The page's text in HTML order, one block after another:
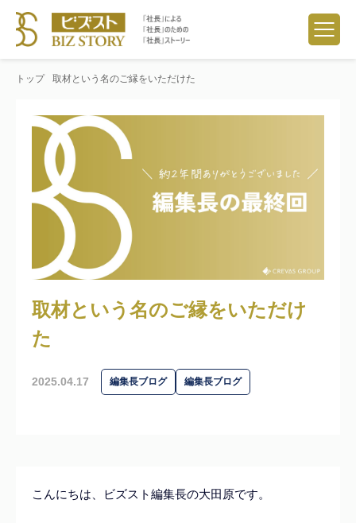
トップ 取材という名のご縁をいただけた
取材という名のご縁をいただけ
た
2025.04.17 編集長ブログ 編集長ブログ
こんにちは、ビズスト編集長の大田原です。